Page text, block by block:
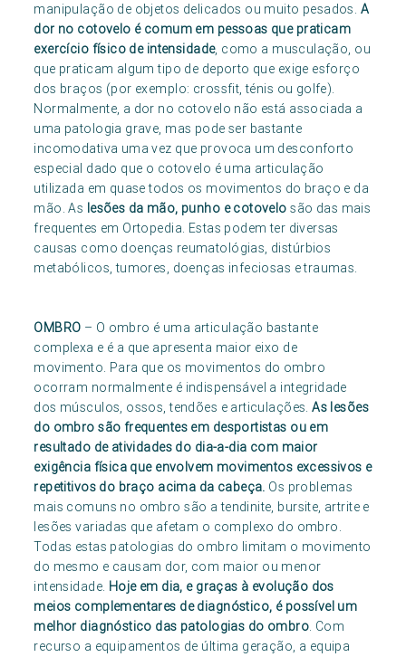
manipulação de objetos delicados ou muito pesados. A
dor no cotovelo é comum em pessoas que praticam
exercício físico de intensidade, como a musculação, ou
que praticam algum tipo de deporto que exige esforço
dos braços (por exemplo: crossfit, ténis ou golfe).
Normalmente, a dor no cotovelo não está associada a
uma patologia grave, mas pode ser bastante
incomodativa uma vez que provoca um desconforto
especial dado que o cotovelo é uma articulação
utilizada em quase todos os movimentos do braço e da
mão. As lesões da mão, punho e cotovelo são das mais
frequentes em Ortopedia. Estas podem ter diversas
causas como doenças reumatológias, distúrbios
metabólicos, tumores, doenças infeciosas e traumas.
OMBRO – O ombro é uma articulação bastante
complexa e é a que apresenta maior eixo de
movimento. Para que os movimentos do ombro
ocorram normalmente é indispensável a integridade
dos músculos, ossos, tendões e articulações.As lesões
do ombro são frequentes em desportistas ou em
resultado de atividades do dia-a-dia com maior
exigência física que envolvem movimentos excessivos e
repetitivos do braço acima da cabeça. Os problemas
mais comuns no ombro são a tendinite, bursite, artrite e
lesões variadas que afetam o complexo do ombro.
Todas estas patologias do ombro limitam o movimento
do mesmo e causam dor, com maior ou menor
intensidade. Hoje em dia, e graças à evolução dos
meios complementares de diagnóstico, é possível um
melhor diagnóstico das patologias do ombro. Com
recurso a equipamentos de última geração, a equipa